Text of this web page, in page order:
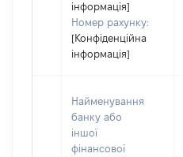
інформація]
Номер рахунку:
[Конфіденційна
інформація]
Найменування
банку або
іншої
фінансової